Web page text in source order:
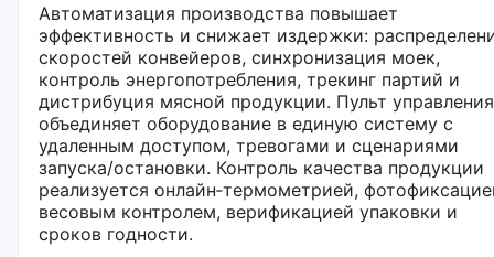
Автоматизация производства повышает
эффективность и снижает издержки:
скоростей конвейеров, синхронизация моек,
контроль энергопотребления, трекинг партий и
дистрибуция мясной продукции. Пульт управления
объединяет оборудование в единую систему с
удаленным доступом, тревогами и сценариями
запуска/остановки. Контроль качества продукции
реализуется онлайн‑термометрией,
весовым контролем, верификацией упаковки и
сроков годности.